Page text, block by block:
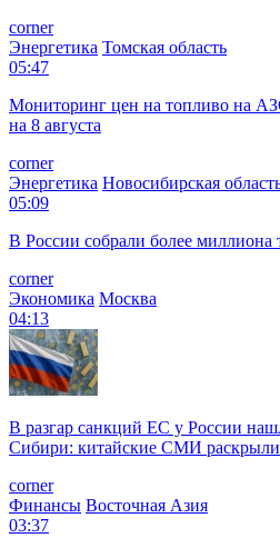
corner
Энергетика Томская область
05:47
Мониторинг цен на топливо на
на 8 августа
corner
Энергетика Новосибирская
05:09
В России собрали более
corner
Экономика Москва
04:13
В разгар санкций ЕС у России
Сибири: китайские СМИ
corner
Финансы Восточная Азия
03:37